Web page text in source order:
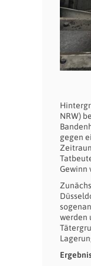
NRW)
gegen
Gewinn
werden